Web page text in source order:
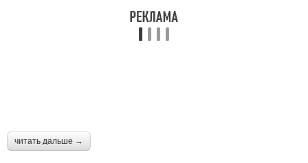
читать дальше →